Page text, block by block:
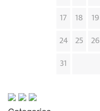
17 18 19
24 25 26
31